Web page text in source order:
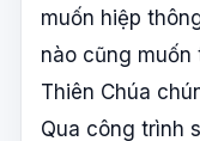
muốn hiệp
nào cũng
Thiên Chúa
Qua công trình